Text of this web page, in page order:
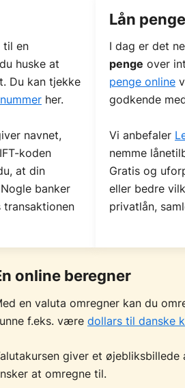
til en
huske at
Du kan tjekke
her.
navnet,
koden
at din
banker
Lån penge
I dag er det
penge over
penge online
godkende
Vi anbefaler
nemme
Gratis og
eller bedre
privatlån,
online beregner
en valuta omregner kan du
f.eks. være dollars til danske
giver et
at omregne til.